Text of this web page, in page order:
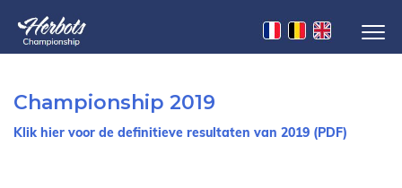
Championship 2019
Klik hier voor de definitieve resultaten van 2019 (PDF)